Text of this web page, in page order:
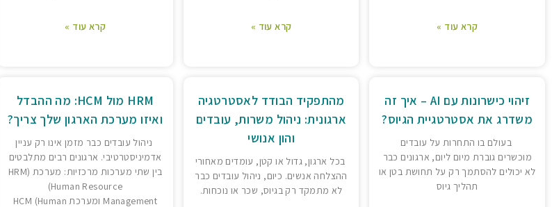
קרא עוד » קרא עוד » קרא עוד »
זיהוי כישרונות עם AI – איך זה
משדרג את אסטרטגיית הגיוס?
בעולם בו התחרות על עובדים
מוכשרים גוברת מיום ליום, ארגונים כבר
לא יכולים להסתמך רק על תחושת בטן או
תהליך גיוס
מהתפקיד הבודד לאסטרטגיה
ארגונית: ניהול משרות, עובדים
והון אנושי
בכל ארגון, גדול או קטן, עומדים מאחורי
ההצלחה אנשים. כיום, ניהול עובדים כבר
לא מתמקד רק בגיוס, שכר או נוכחות.
HRM מול HCM: מה ההבדל
ואיזו מערכת הארגון שלך צריך?
ניהול עובדים כבר מזמן אינו רק עניין
אדמיניסטרטיבי. ארגונים רבים מתלבטים
בין שתי מערכות מרכזיות: מערכת (HRM
(Human Resource
Management ומערכת HCM (Human